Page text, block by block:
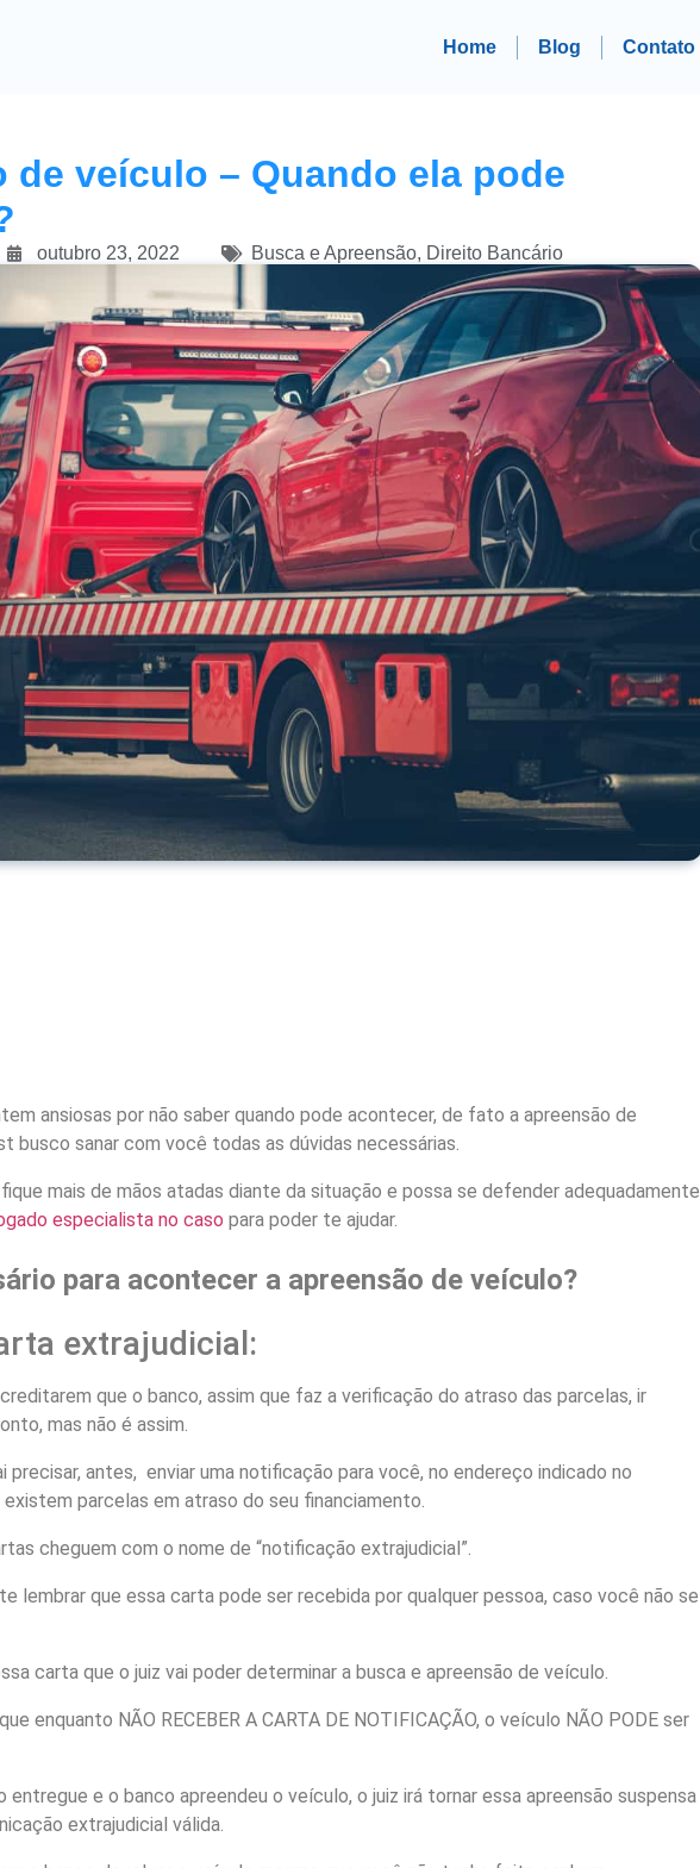
Home Blog Contato
de veículo – Quando ela pode
outubro 23, 2022 Busca e Apreensão, Direito Bancário
ansiosas por não saber quando pode acontecer, de fato a apreensão de
busco sanar com você todas as dúvidas necessárias.
mais de mãos atadas diante da situação e possa se defender adequadamente
especialista no caso para poder te ajudar.
para acontecer a apreensão de veículo?
extrajudicial:
que o banco, assim que faz a verificação do atraso das parcelas, ir
mas não é assim.
precisar, antes, enviar uma notificação para você, no endereço indicado no
parcelas em atraso do seu financiamento.
cheguem com o nome de “notificação extrajudicial”.
lembrar que essa carta pode ser recebida por qualquer pessoa, caso você não se
carta que o juiz vai poder determinar a busca e apreensão de veículo.
enquanto NÃO RECEBER A CARTA DE NOTIFICAÇÃO, o veículo NÃO PODE ser
entregue e o banco apreendeu o veículo, o juiz irá tornar essa apreensão suspensa
extrajudicial válida.